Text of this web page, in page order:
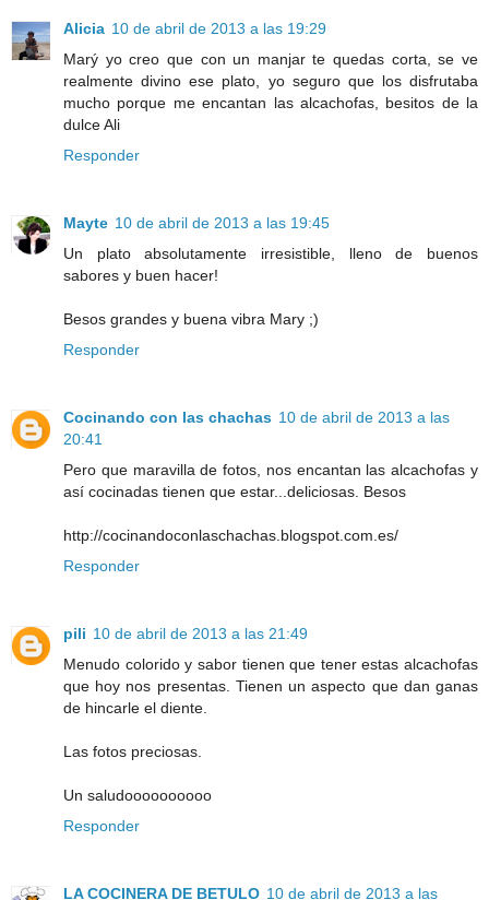
Alicia 10 de abril de 2013 a las 19:29
Marý yo creo que con un manjar te quedas corta, se ve
realmente divino ese plato, yo seguro que los disfrutaba
mucho porque me encantan las alcachofas, besitos de la
dulce Ali
Responder
Mayte 10 de abril de 2013 a las 19:45
Un plato absolutamente irresistible, lleno de buenos
sabores y buen hacer!
Besos grandes y buena vibra Mary ;)
Responder
Cocinando con las chachas 10 de abril de 2013 a las
20:41
Pero que maravilla de fotos, nos encantan las alcachofas y
así cocinadas tienen que estar...deliciosas. Besos
http://cocinandoconlaschachas.blogspot.com.es/
Responder
pili 10 de abril de 2013 a las 21:49
Menudo colorido y sabor tienen que tener estas alcachofas
que hoy nos presentas. Tienen un aspecto que dan ganas
de hincarle el diente.
Las fotos preciosas.
Un saludoooooooooo
Responder
LA COCINERA DE BETULO 10 de abril de 2013 a las